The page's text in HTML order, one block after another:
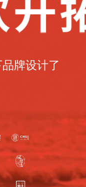
牌设计了